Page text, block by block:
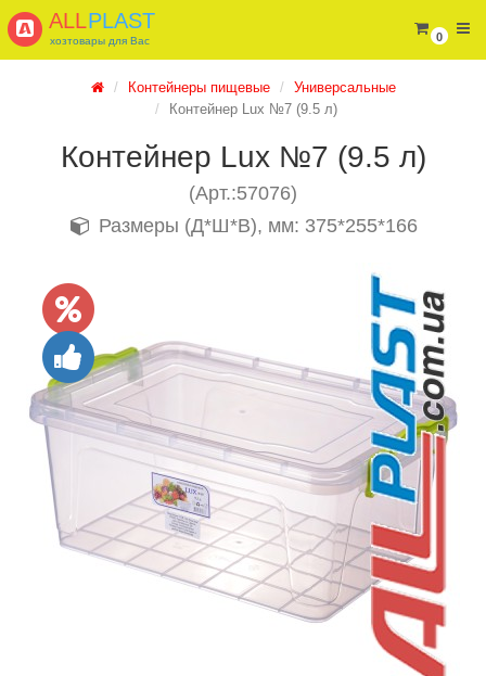
0
ALLPLAST
хозтовары для Вас
Контейнеры пищевые
Универсальные
Контейнер Lux №7 (9.5 л)
Контейнер Lux №7 (9.5 л)
(Арт.:57076)
Размеры (Д*Ш*В), мм: 375*255*166